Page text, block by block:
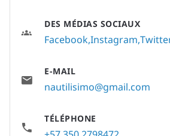
DES MÉDIAS SOCIAUX
FacebookInstagram Twitter
E-MAIL
nautilisimo@gmail.com
TÉLÉPHONE